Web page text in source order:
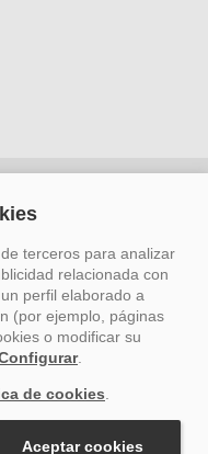
815 555 -
desarrollo
reforzar su
de Málaga.